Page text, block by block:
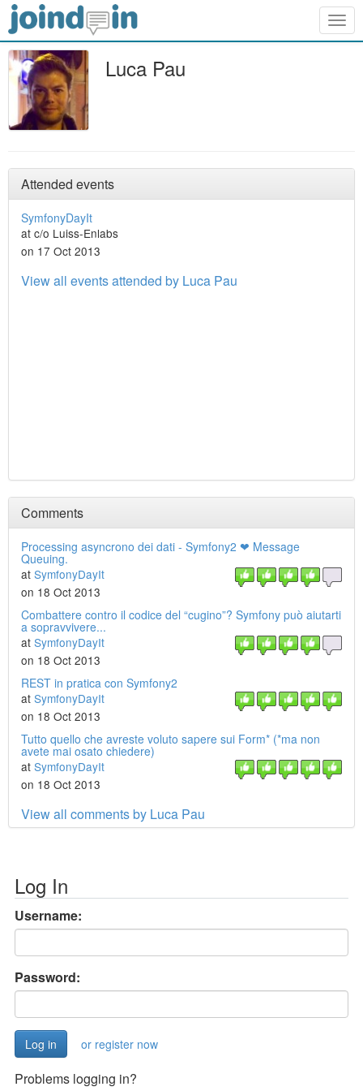
Luca Pau
Attended events
SymfonyDayIt
at c/o Luiss-Enlabs
on 17 Oct 2013
View all events attended by Luca Pau
Comments
Processing asyncrono dei dati - Symfony2 ❤ Message
Queuing.
at SymfonyDayIt
on 18 Oct 2013
Combattere contro il codice del “cugino”? Symfony può aiutarti
a sopravvivere...
at SymfonyDayIt
on 18 Oct 2013
REST in pratica con Symfony2
at SymfonyDayIt
on 18 Oct 2013
Tutto quello che avreste voluto sapere sui Form* (*ma non
avete mai osato chiedere)
at SymfonyDayIt
on 18 Oct 2013
View all comments by Luca Pau
Log In
Username:
Password:
or register now
Problems logging in?